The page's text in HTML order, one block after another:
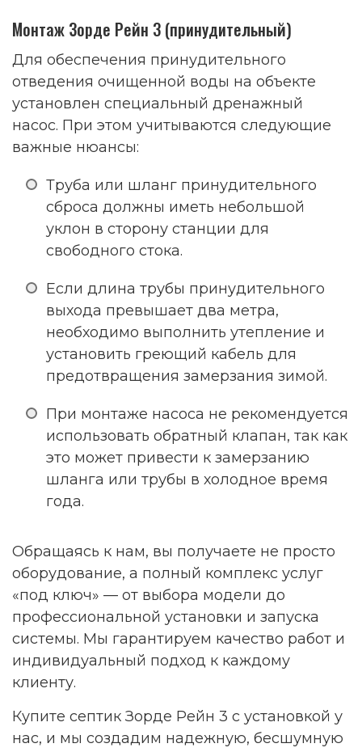
Монтаж Зорде Рейн 3 (принудительный)
Для обеспечения принудительного
отведения очищенной воды на объекте
установлен специальный дренажный
насос. При этом учитываются следующие
важные нюансы:
Труба или шланг принудительного
сброса должны иметь небольшой
уклон в сторону станции для
свободного стока.
Если длина трубы принудительного
выхода превышает два метра,
необходимо выполнить утепление и
установить греющий кабель для
предотвращения замерзания зимой.
При монтаже насоса не рекомендуется
использовать обратный клапан, так как
это может привести к замерзанию
шланга или трубы в холодное время
года.
Обращаясь к нам, вы получаете не просто
оборудование, а полный комплекс услуг
«под ключ» — от выбора модели до
профессиональной установки и запуска
системы. Мы гарантируем качество работ и
индивидуальный подход к каждому
клиенту.
Купите септик Зорде Рейн 3 с установкой у
нас, и мы создадим надежную, бесшумную